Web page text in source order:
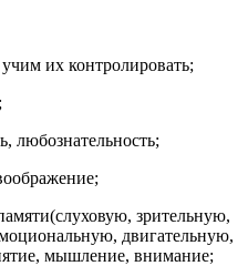
их контролировать;
любознательность;
зрительную,
двигательную,
мышление, внимание;